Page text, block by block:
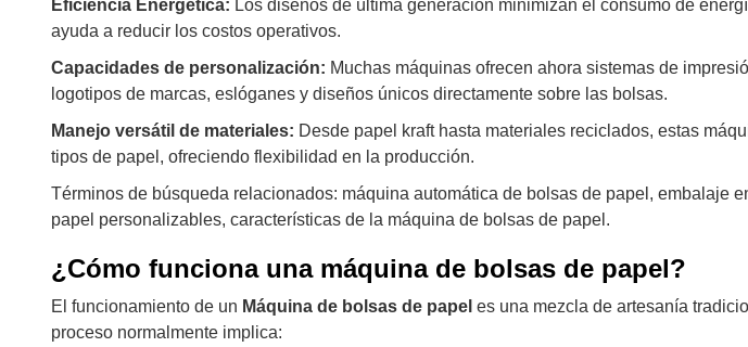
Eficiencia Energética: Los diseños de última generación minimizan el consumo de
ayuda a reducir los costos operativos.
Capacidades de personalización: Muchas máquinas ofrecen ahora sistemas de
logotipos de marcas, eslóganes y diseños únicos directamente sobre las bolsas.
Manejo versátil de materiales: Desde papel kraft hasta materiales reciclados, estas
tipos de papel, ofreciendo flexibilidad en la producción.
Términos de búsqueda relacionados: máquina automática de bolsas de papel, embalaje
papel personalizables, características de la máquina de bolsas de papel.
¿Cómo funciona una máquina de bolsas de papel?
El funcionamiento de un Máquina de bolsas de papel es una mezcla de artesanía
proceso normalmente implica: